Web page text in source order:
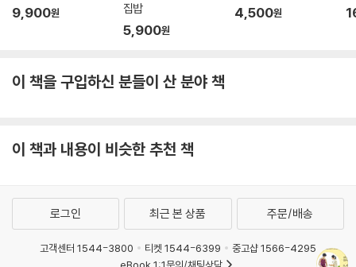
9,900원
집밥
5,900원
4,500원
이 책을 구입하신 분들이 산 분야 책
이 책과 내용이 비슷한 추천 책
로그인 최근 본 상품 주문/배송
고객센터 1544-3800 티켓 1544-6399
중고샵 1566-4295